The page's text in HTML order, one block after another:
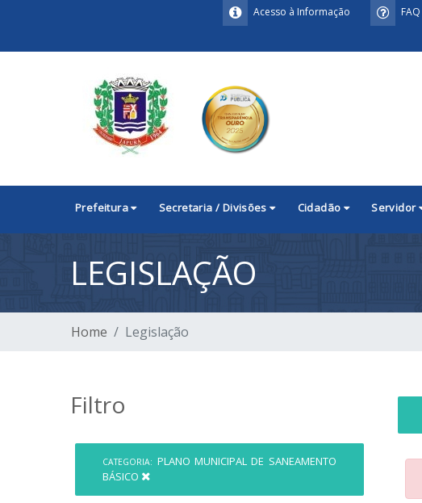
FAQ
Acesso à Informação
Prefeitura Secretaria / Divisões Cidadão Servidor
LEGISLAÇÃO
Home Legislação
Filtro
CATEGORIA: PLANO MUNICIPAL DE SANEAMENTO
BÁSICO